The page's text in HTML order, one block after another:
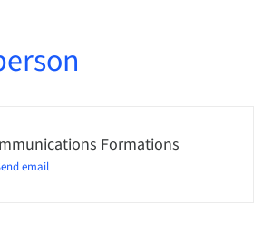
Formations
email